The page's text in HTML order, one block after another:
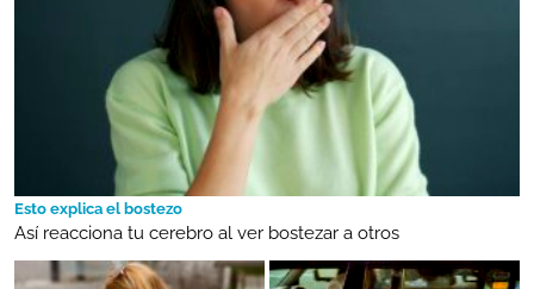
Esto explica el bostezo
Así reacciona tu cerebro al ver bostezar a otros